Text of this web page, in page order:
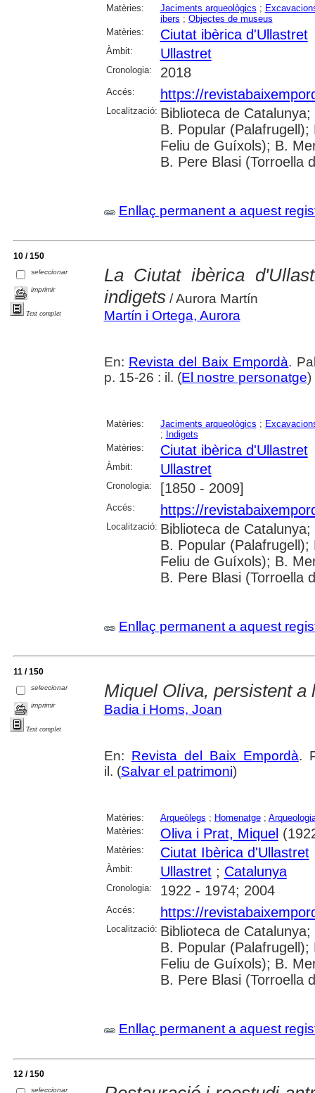
Matèries: Jaciments arqueològics ;
ibers ; Objectes de museus
Matèries:
Ciutat ibèrica d'Ullastret
Àmbit: Ullastret
Cronologia: 2018
Accés: https://
Localització: Biblioteca de
B. Popular
Feliu de Guíxols); B.
B. Pere Blasi (Torroella
Enllaç permanent a aquest
10 / 150
seleccionar
imprimir
Text complet
La Ciutat ibèrica
indigets/ Aurora Martín
Martín i Ortega, Aurora
En: Revista del Baix Empordà.
p. 15-26 : il. (El nostre personatge)
Matèries: Jaciments arqueològics ;
; Indigets
Matèries:
Ciutat ibèrica d'Ullastret
Àmbit: Ullastret
Cronologia: [1850 - 2009]
Accés: https://
Localització: Biblioteca de
B. Popular
Feliu de Guíxols); B.
B. Pere Blasi (Torroella
Enllaç permanent a aquest
11 / 150
seleccionar
imprimir
Text complet
Miquel Oliva, persistent a
Badia i Homs, Joan
En: Revista del Baix Empordà.
il. (Salvar el patrimoni)
Matèries: Arqueòlegs ; Homenatge;
Matèries:
Oliva i Prat, Miquel
Matèries: Ciutat Ibèrica d'Ullastret
Àmbit: Ullastret; Catalunya
Cronologia: 1922 - 1974; 2004
Accés: https://
Localització: Biblioteca de
B. Popular
Feliu de Guíxols); B.
B. Pere Blasi (Torroella
Enllaç permanent a aquest
12 / 150
seleccionar